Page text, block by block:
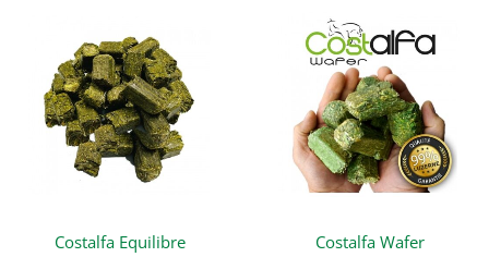
Costalfa Equilibre Costalfa Wafer